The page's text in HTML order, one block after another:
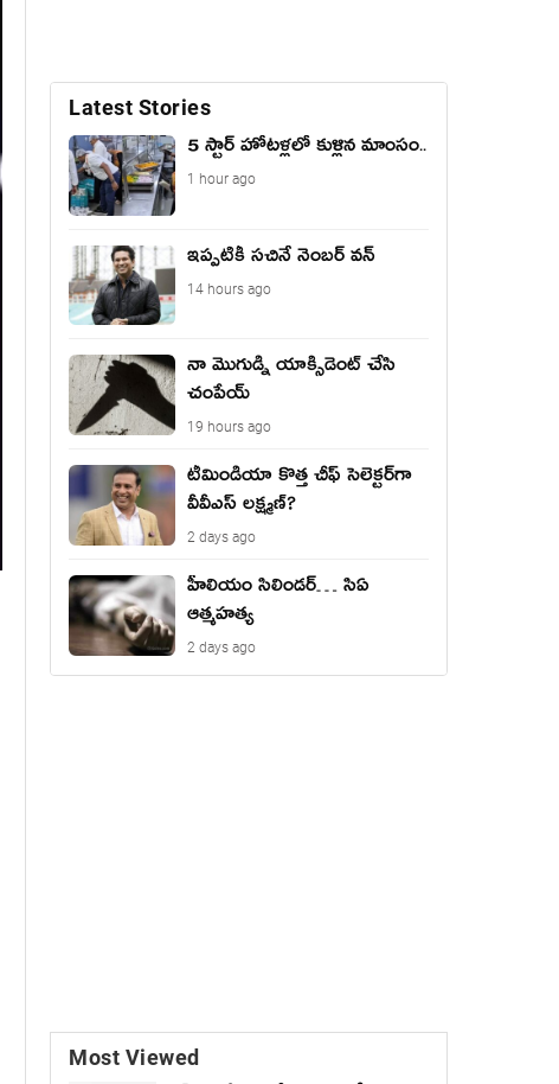
Latest Stories
5 స్టార్ హోటళ్లలో కుళ్లిన మాంసం..
1 hour ago
ఇప్పటికీ సచినే నెంబర్ వన్
14 hours ago
నా మొగుడ్ని యాక్సిడెంట్ చేసి
చంపేయ్
19 hours ago
టీమిండియా కొత్త చీఫ్ సెలెక్టర్‌గా
వీవీఎస్ లక్ష్మణ్?
2 days ago
హీలియం సిలిండర్… సిఏ
ఆత్మహత్య
2 days ago
Most Viewed